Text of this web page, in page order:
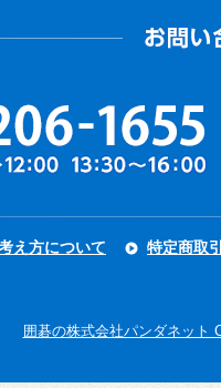
え方について 特定商取
囲碁の株式会社パンダネット